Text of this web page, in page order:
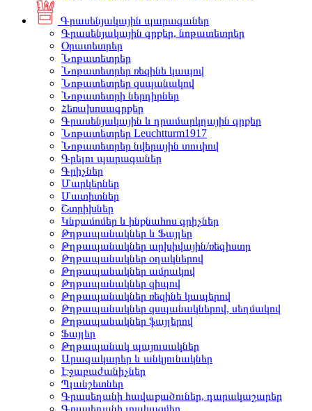
Գրասենյակային պարագաներ
Գրասենյակային գրքեր, նոթատետրեր
Օրատետրեր
Նոթատետրեր
Նոթատետրեր ռեզինե կապով
Նոթատետրեր զսպանակով
Նոթատետրի ներդիրներ
Հեռախոսագրքեր
Գրասենյակային և դրամարկղային գրքեր
Նոթատետրեր Leuchtturm1917
Նոթատետրեր նվերային տուփով
Գրելու պարագաներ
Գրիչներ
Մարկերներ
Մատիտներ
Շտրիխներ
Կնքամոմեր և ինքնահոս գրիչներ
Թղթապանակներ և Ֆայլեր
Թղթապանակներ արխիվային/ռեգիստր
Թղթապանակներ օղակներով
Թղթապանակներ ամրակով
Թղթապանակներ զիպով
Թղթապանակներ ռեզինե կապերով
Թղթապանակներ զսպանակներով, սեղմակով
Թղթապանակներ ֆայլերով
Ֆայլեր
Թղթապանակ պայուսակներ
Արագակարեր և անկյունակներ
Էջաբաժանիչներ
Պլանշետներ
Գրասեղանի հավաքածուներ, դարակաշարեր
Գրասեղանի լրակազմեր